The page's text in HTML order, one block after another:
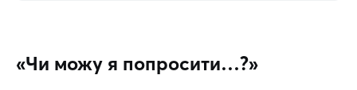
«Чи можу я попросити…?»